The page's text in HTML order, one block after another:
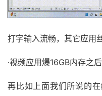
打字输入流畅，其它应用
·视频应用爆16GB内存之
再比如上面我们所说的